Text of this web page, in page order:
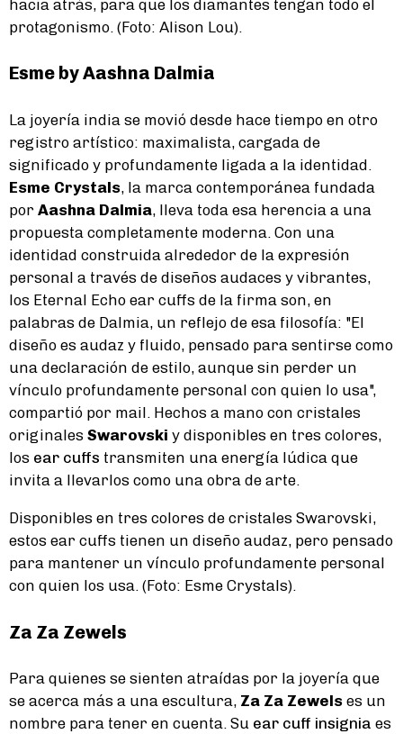
hacia atrás, para que los diamantes tengan todo el
protagonismo. (Foto: Alison Lou).
Esme by Aashna Dalmia
La joyería india se movió desde hace tiempo en otro
registro artístico: maximalista, cargada de
significado y profundamente ligada a la identidad.
Esme Crystals, la marca contemporánea fundada
por Aashna Dalmia, lleva toda esa herencia a una
propuesta completamente moderna. Con una
identidad construida alrededor de la expresión
personal a través de diseños audaces y vibrantes,
los Eternal Echo ear cuffs de la firma son, en
palabras de Dalmia, un reflejo de esa filosofía: "El
diseño es audaz y fluido, pensado para sentirse como
una declaración de estilo, aunque sin perder un
vínculo profundamente personal con quien lo usa",
compartió por mail. Hechos a mano con cristales
originales Swarovski y disponibles en tres colores,
los ear cuffs transmiten una energía lúdica que
invita a llevarlos como una obra de arte.
Disponibles en tres colores de cristales Swarovski,
estos ear cuffs tienen un diseño audaz, pero pensado
para mantener un vínculo profundamente personal
con quien los usa. (Foto: Esme Crystals).
Za Za Zewels
Para quienes se sienten atraídas por la joyería que
se acerca más a una escultura, Za Za Zewels es un
nombre para tener en cuenta. Su ear cuff insignia es